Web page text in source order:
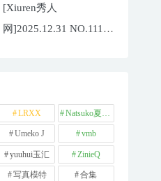
[Xiuren秀人
网]2025.12.31 NO.11181
LRXX Natsuko夏夏子
Umeko J vmb
yuuhui玉汇 ZinieQ
写真模特 合集